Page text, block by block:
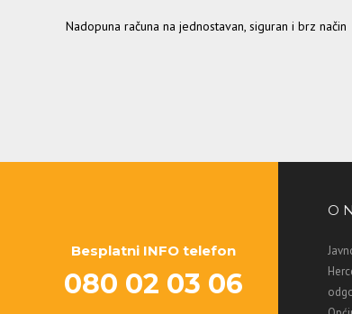
Nadopuna računa na jednostavan, siguran i brz način
Besplatni INFO telefon
080 02 03 06
O